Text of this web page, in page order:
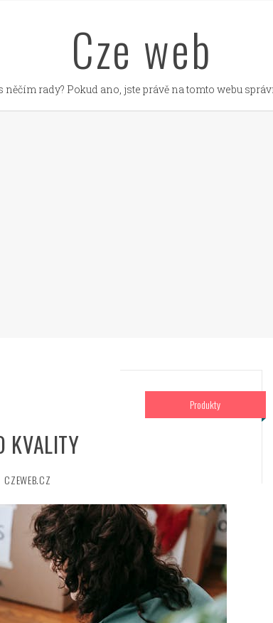
Cze web
rady? Pokud ano, jste právě na tomto webu
Produkty
KVALITY
CZEWEB.CZ